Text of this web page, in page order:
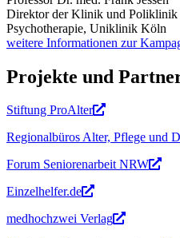
Direktor der Klinik und Poliklinik
Psychotherapie, Uniklinik Köln
weitere Informationen zur
Projekte und
Stiftung ProAlter
Regionalbüros Alter, Pflege und
Forum Seniorenarbeit NRW
Einzelhelfer.de
medhochzwei Verlag